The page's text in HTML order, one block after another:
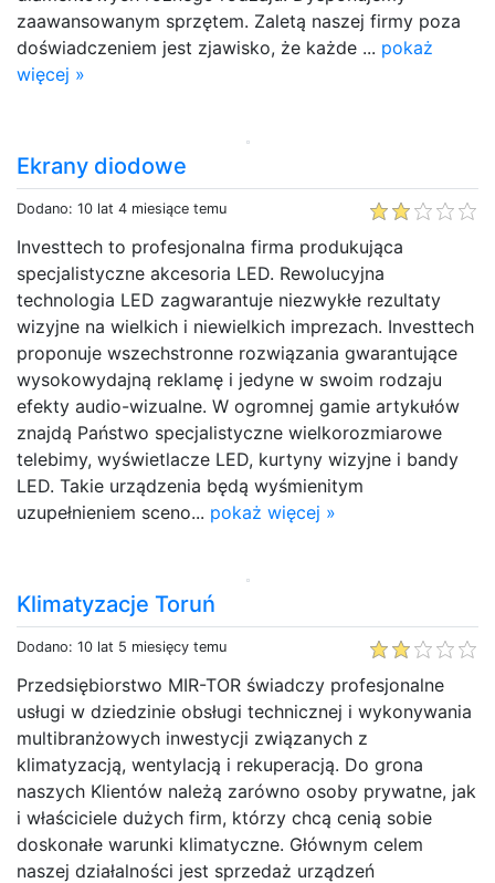
zaawansowanym sprzętem. Zaletą naszej firmy poza
doświadczeniem jest zjawisko, że każde ... pokaż
więcej »
Ekrany diodowe
Dodano: 10 lat 4 miesiące temu
Investtech to profesjonalna firma produkująca
specjalistyczne akcesoria LED. Rewolucyjna
technologia LED zagwarantuje niezwykłe rezultaty
wizyjne na wielkich i niewielkich imprezach. Investtech
proponuje wszechstronne rozwiązania gwarantujące
wysokowydajną reklamę i jedyne w swoim rodzaju
efekty audio-wizualne. W ogromnej gamie artykułów
znajdą Państwo specjalistyczne wielkorozmiarowe
telebimy, wyświetlacze LED, kurtyny wizyjne i bandy
LED. Takie urządzenia będą wyśmienitym
uzupełnieniem sceno... pokaż więcej »
Klimatyzacje Toruń
Dodano: 10 lat 5 miesięcy temu
Przedsiębiorstwo MIR-TOR świadczy profesjonalne
usługi w dziedzinie obsługi technicznej i wykonywania
multibranżowych inwestycji związanych z
klimatyzacją, wentylacją i rekuperacją. Do grona
naszych Klientów należą zarówno osoby prywatne, jak
i właściciele dużych firm, którzy chcą cenią sobie
doskonałe warunki klimatyczne. Głównym celem
naszej działalności jest sprzedaż urządzeń